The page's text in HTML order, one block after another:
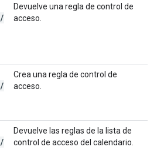
/
Devuelve una regla de control de
acceso.
/
Crea una regla de control de
acceso.
/
Devuelve las reglas de la lista de
control de acceso del calendario.